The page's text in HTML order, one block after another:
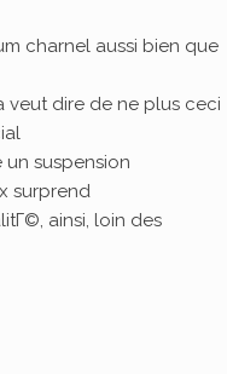
charnel aussi bien que
veut dire de ne plus ceci
suspension
surprend
ainsi, loin des